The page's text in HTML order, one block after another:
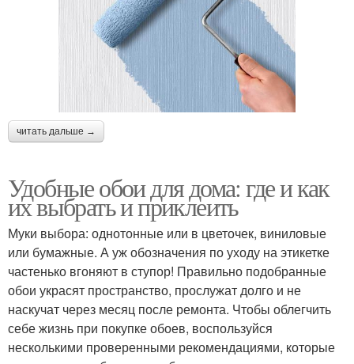
читать дальше →
Удобные обои для дома: где и как
их выбрать и приклеить
Муки выбора: однотонные или в цветочек, виниловые
или бумажные. А уж обозначения по уходу на этикетке
частенько вгоняют в ступор! Правильно подобранные
обои украсят пространство, прослужат долго и не
наскучат через месяц после ремонта. Чтобы облегчить
себе жизнь при покупке обоев, воспользуйся
несколькими проверенными рекомендациями, которые